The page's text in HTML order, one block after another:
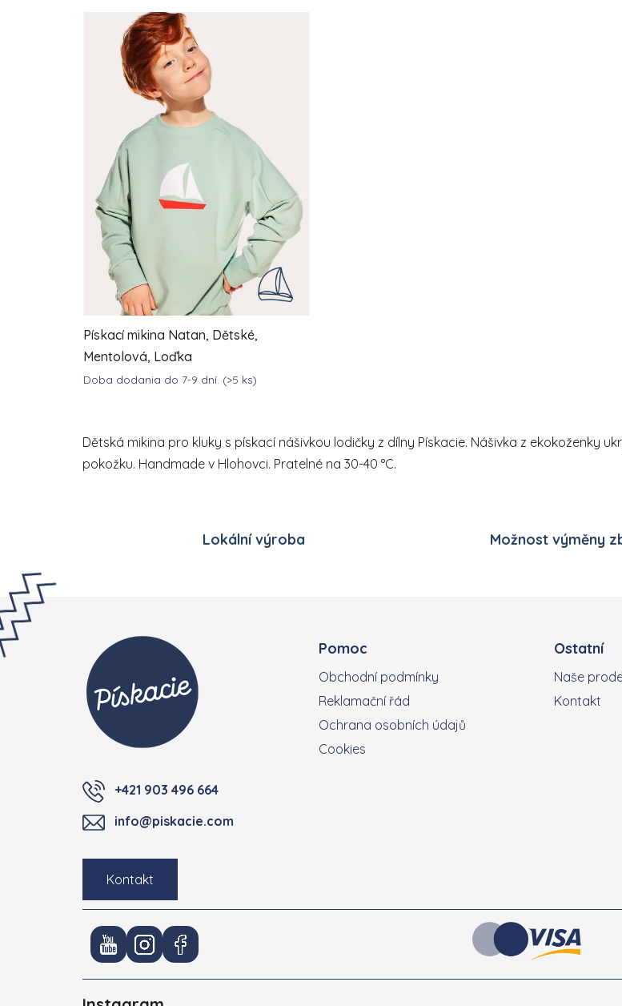
Výpis produktů
Pískací mikina Natan, Dětské,
Mentolová, Loďka
Doba dodania do 7-9 dní. (>5 ks)
1 043,22 Kč
Dětská mikina pro kluky s pískací nášivkou lodičky z dílny Pískacie. Nášivka z ekokoženky
pokožku. Handmade v Hlohovci. Pratelné na 30-40 °C.
Lokální výroba Možnost výměny
Zápatí
+421 903 496 664
info@piskacie.com
Kontakt
Pomoc
Obchodní podmínky
Reklamační řád
Ochrana osobních údajů
Cookies
Ostatní
Naše
Kontakt